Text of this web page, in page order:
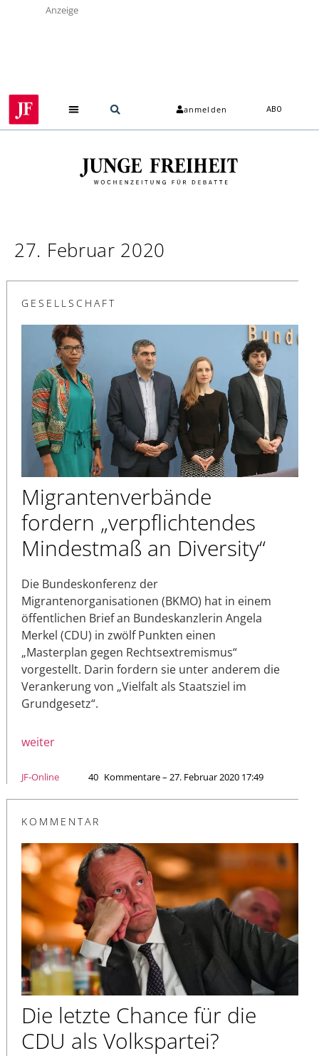
Anzeige
anmelden ABO
27. Februar 2020
GESELLSCHAFT
Migrantenverbände
fordern „verpflichtendes
Mindestmaß an Diversity“
Die Bundeskonferenz der
Migrantenorganisationen (BKMO) hat in einem
öffentlichen Brief an Bundeskanzlerin Angela
Merkel (CDU) in zwölf Punkten einen
„Masterplan gegen Rechtsextremismus“
vorgestellt. Darin fordern sie unter anderem die
Verankerung von „Vielfalt als Staatsziel im
Grundgesetz“.
weiter
JF-Online 40 Kommentare – 27. Februar 2020 17:49
KOMMENTAR
Die letzte Chance für die
CDU als Volkspartei?